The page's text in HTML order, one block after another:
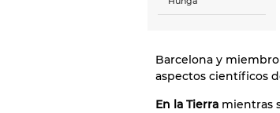
Barcelona y
aspectos científicos
En la Tierra mientras